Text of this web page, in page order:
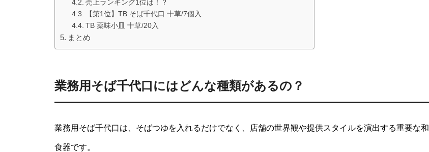
売上ランキング1位は！？
【第1位】TB そば千代口 十草/7個入
TB 薬味小皿 十草/20入
まとめ
業務用そば千代口にはどんな種類があるの？
業務用そば千代口は、そばつゆを入れるだけでなく、店舗の世界観や提供スタイルを演出する重要な和
食器です。